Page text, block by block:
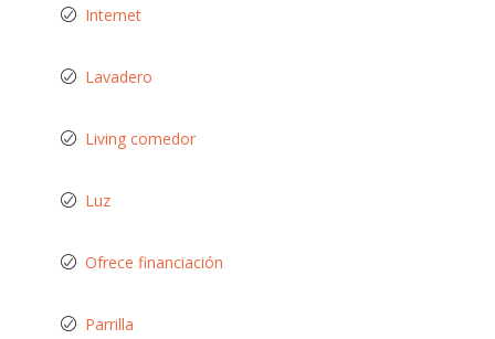
Internet
Lavadero
Living comedor
Luz
Ofrece financiación
Parrilla